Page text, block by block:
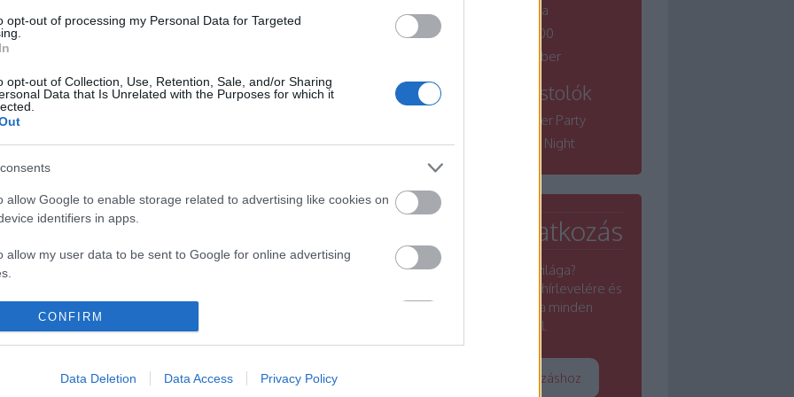
opt-out of processing my Personal Data for Targeted
opt-out of Collection, Use, Retention, Sale, and/or Sharing
Data that Is Unrelated with the Purposes for which it
allow Google to enable storage related to advertising like cookies on
identifiers in apps.
allow my user data to be sent to Google for online advertising
allow Google to send me personalized advertising.
allow Google to enable storage related to analytics like cookies on
CONFIRM
Data Deletion Data Access Privacy Policy
szőlőben! Lehetséges ez?
szőlőföldje a napokban ünnepli 50. szüretét. Ha ez
meglepő, akkor az, hogy mindezt 20 év alatt
borfesztiválja
Winelovers 100
Bordói November
Tematikus kóstolók
Winelovers Summer Party
Winelovers River Night
Hírlevél feliratkozás
Érdekel a borok világa?
Iratkozz fel a Winelovers hírlevelére és
értesülj a borszakma minden
rezdüléséről.
Tovább a feliratkozáshoz